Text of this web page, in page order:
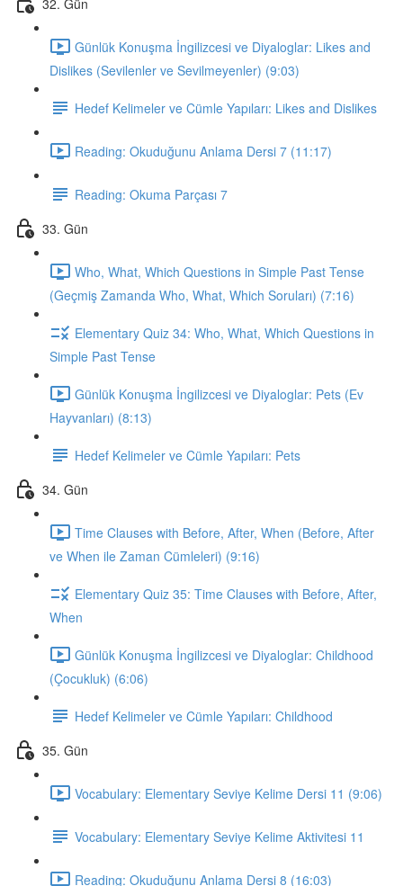
Günlük Konuşma İngilizcesi ve Diyaloglar: Likes and
Dislikes (Sevilenler ve Sevilmeyenler) (9:03)
Hedef Kelimeler ve Cümle Yapıları: Likes and Dislikes
Reading: Okuduğunu Anlama Dersi 7 (11:17)
Reading: Okuma Parçası 7
33. Gün
Who, What, Which Questions in Simple Past Tense
(Geçmiş Zamanda Who, What, Which Soruları) (7:16)
Elementary Quiz 34: Who, What, Which Questions in
Simple Past Tense
Günlük Konuşma İngilizcesi ve Diyaloglar: Pets (Ev
Hayvanları) (8:13)
Hedef Kelimeler ve Cümle Yapıları: Pets
34. Gün
Time Clauses with Before, After, When (Before, After
ve When ile Zaman Cümleleri) (9:16)
Elementary Quiz 35: Time Clauses with Before, After,
When
Günlük Konuşma İngilizcesi ve Diyaloglar: Childhood
(Çocukluk) (6:06)
Hedef Kelimeler ve Cümle Yapıları: Childhood
35. Gün
Vocabulary: Elementary Seviye Kelime Dersi 11 (9:06)
Vocabulary: Elementary Seviye Kelime Aktivitesi 11
Reading: Okuduğunu Anlama Dersi 8 (16:03)